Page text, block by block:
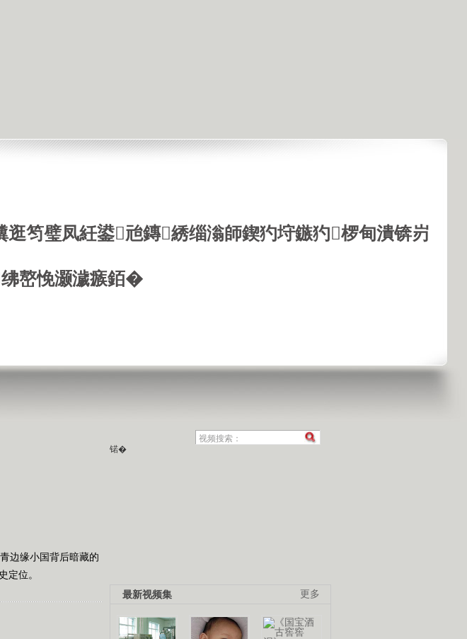
逛笉璧凤紝鍙兘鏄綉缁滃師鍥犳垨鏃犳椤甸潰锛岃
嶅悗灏濊瘯銆�
边缘小国背后暗藏的
定位。
锘�
更多
最新视频集